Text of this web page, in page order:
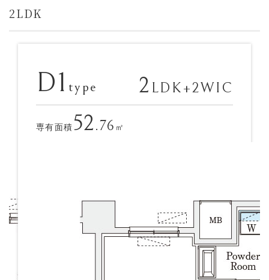
2LDK
D1 type 2 LDK+2WIC
専有面積52.76 ㎡